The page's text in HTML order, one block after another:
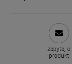
zapytaj o
produkt